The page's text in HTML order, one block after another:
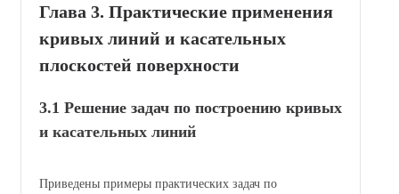
Глава 3. Практические применения
кривых линий и касательных
плоскостей поверхности
3.1 Решение задач по построению кривых
и касательных линий
Приведены примеры практических задач по